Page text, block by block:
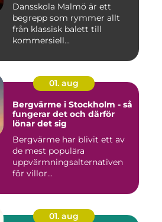
Dansskola Malmö är ett
begrepp som rymmer allt
från klassisk balett till
kommersiell...
01. aug
Bergvärme i Stockholm - så
fungerar det och därför
lönar det sig
Bergvärme har blivit ett av
de mest populära
uppvärmningsalternativen
för villor...
01. aug